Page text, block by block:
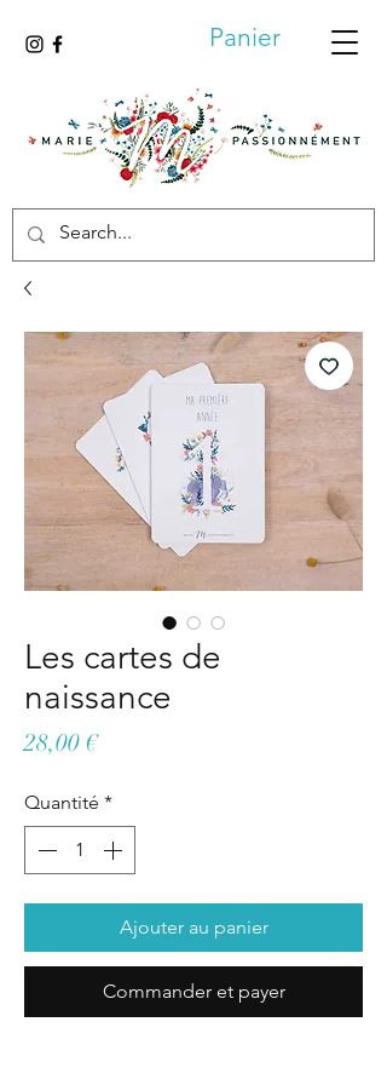
Panier
Les cartes de
naissance
28,00 €Prix
Quantité *
Ajouter au panier
Commander et payer